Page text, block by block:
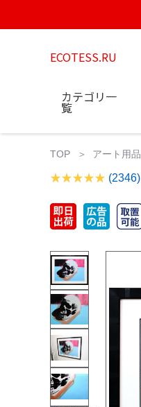
ECOTESS.RU
カテゴリ一
覧
TOP アート用品
(2346)